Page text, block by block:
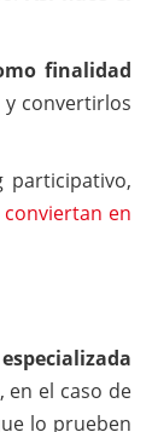
finalidad
convertirlos
participativo,
conviertan en
en el caso de
lo prueben